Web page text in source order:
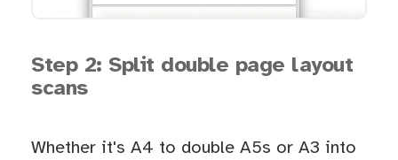
Step 2: Split double page layout
scans
Whether it's A4 to double A5s or A3 into